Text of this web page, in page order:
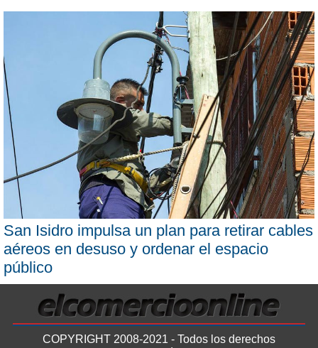
San Isidro impulsa un plan para retirar cables
aéreos en desuso y ordenar el espacio
público
COPYRIGHT 2008-2021 - Todos los derechos